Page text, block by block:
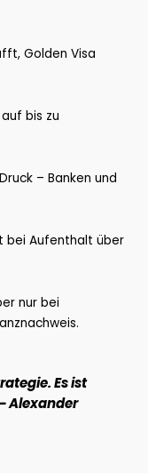
Golden Visa
bis zu
– Banken und
bei Aufenthalt über
nur bei
Es ist
Alexander